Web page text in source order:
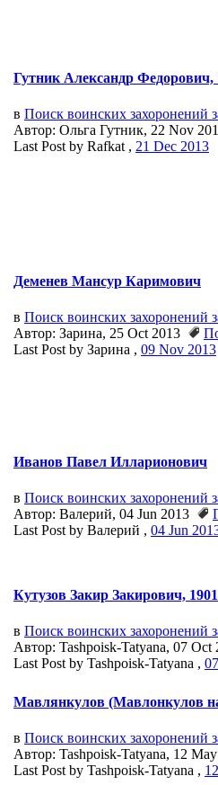
Гутник Александр Федорович,
в Поиск воинских захоронений
Автор: Ольга Гутник, 22 Nov
Last Post by Rafkat , 21 Dec 2013
Деменев Мансур Каримович
в Поиск воинских захоронений
Автор: Зарина, 25 Oct 2013
Last Post by Зарина , 09 Nov 2013
Иванов Павел Илларионович
в Поиск воинских захоронений
Автор: Валерий, 04 Jun 2013
Last Post by Валерий , 04 Jun
Кутузов Закир Закирович, 1901
в Поиск воинских захоронений
Автор: Tashpoisk-Tatyana, 07 Oct
Last Post by Tashpoisk-Tatyana ,
Мавлянкулов (Мавлонкулов
в Поиск воинских захоронений
Автор: Tashpoisk-Tatyana, 12
Last Post by Tashpoisk-Tatyana ,